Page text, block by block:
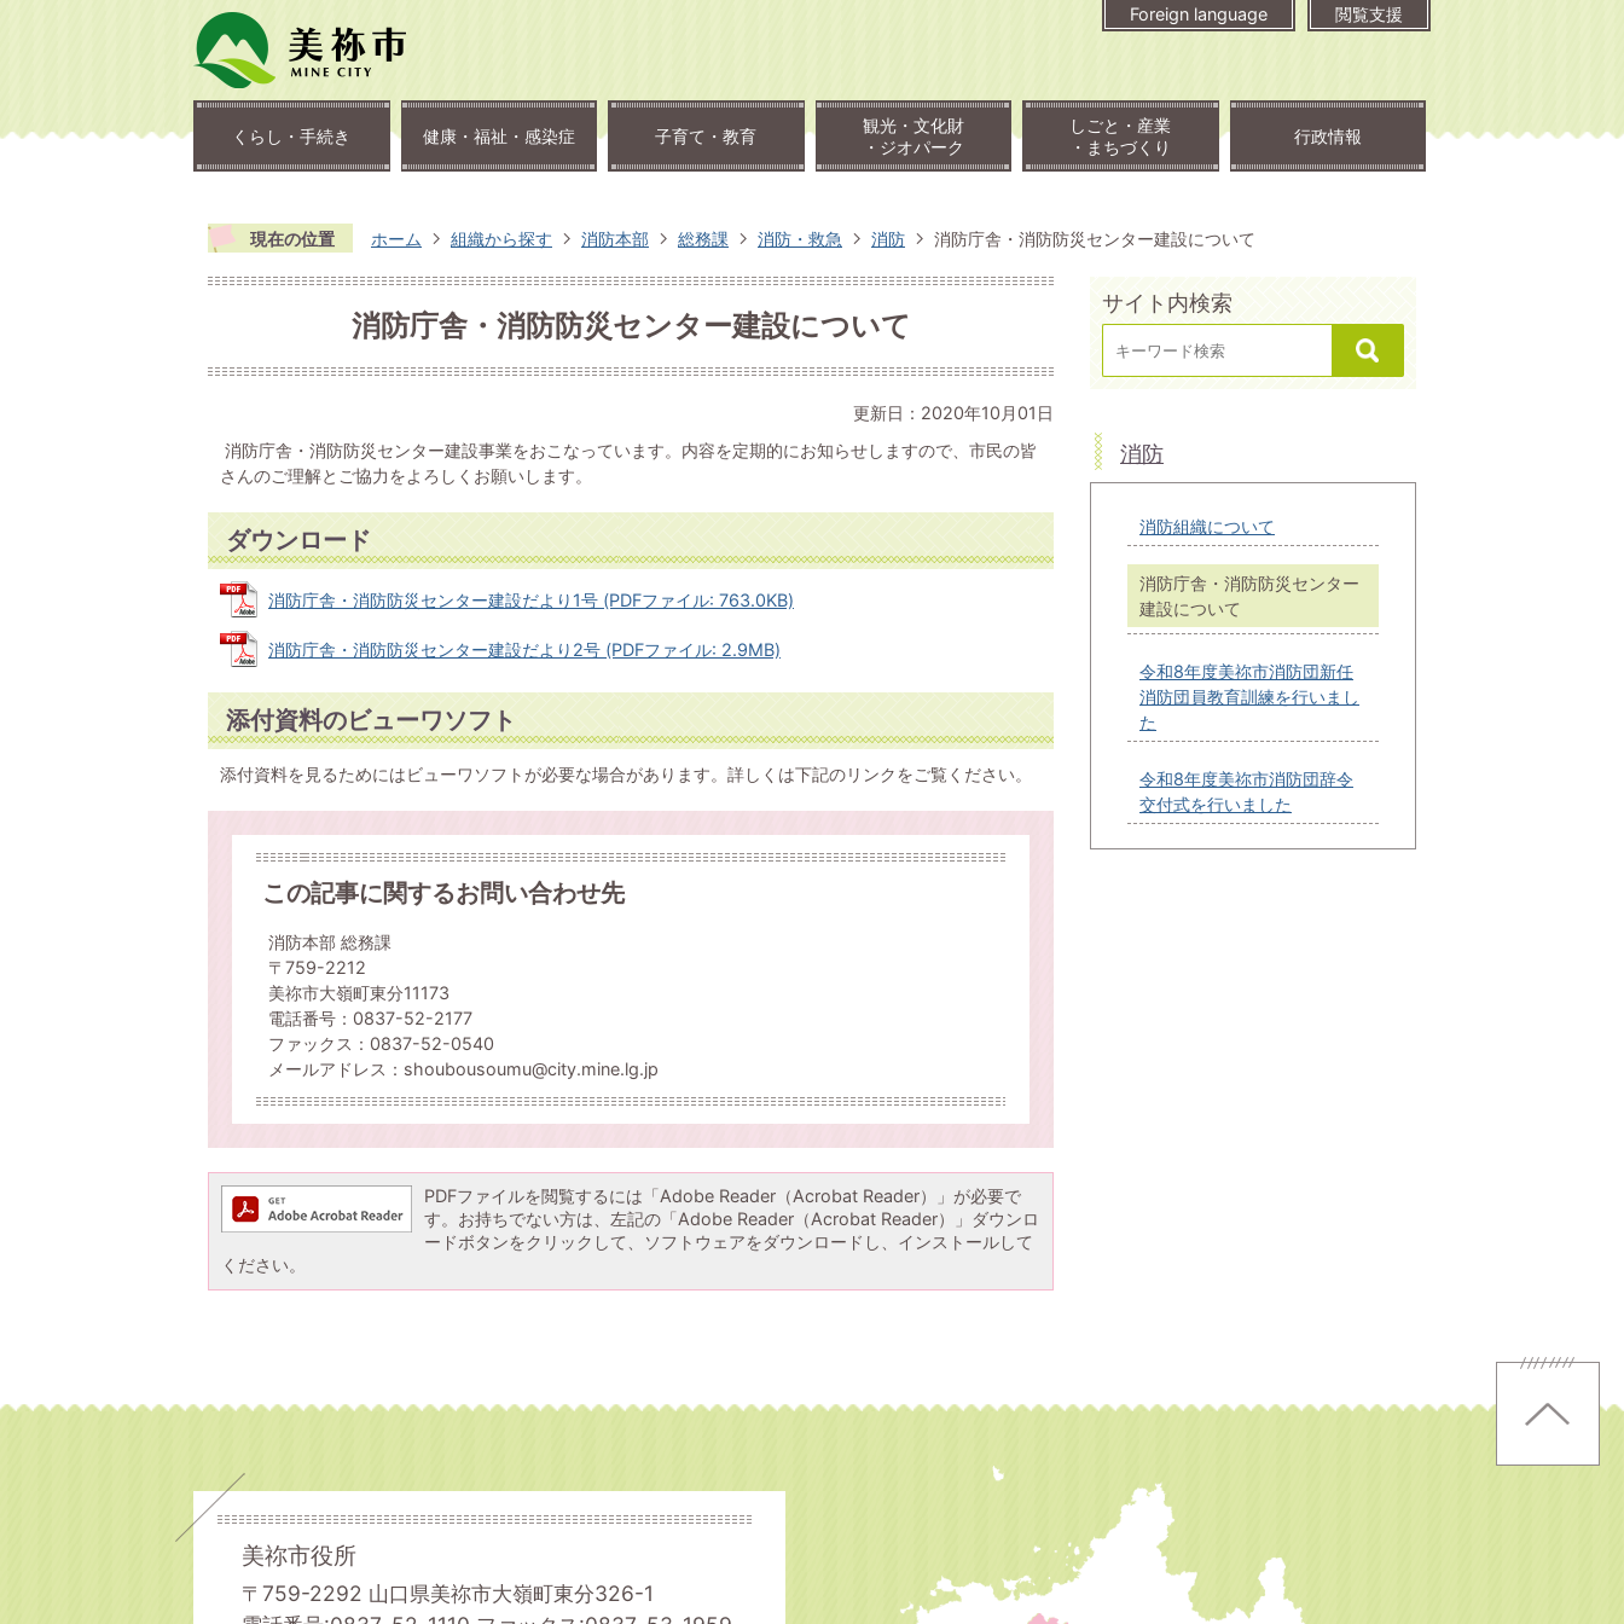
Foreign language 閲覧支援
くらし・手続き 健康・福祉・感染症 子育て・教育
観光・文化財
・ジオパーク
しごと・産業
・まちづくり
行政情報
現在の位置 ホーム 組織から探す 消防本部 総務課 消防・救急 消防 消防庁舎・消防防災センター建設について
消防庁舎・消防防災センター建設について
更新日：2020年10月01日
消防庁舎・消防防災センター建設事業をおこなっています。内容を定期的にお知らせしますので、市民の皆
さんのご理解とご協力をよろしくお願いします。
ダウンロード
消防庁舎・消防防災センター建設だより1号 (PDFファイル: 763.0KB)
消防庁舎・消防防災センター建設だより2号 (PDFファイル: 2.9MB)
添付資料のビューワソフト
添付資料を見るためにはビューワソフトが必要な場合があります。詳しくは下記のリンクをご覧ください。
この記事に関するお問い合わせ先
消防本部 総務課
〒759-2212
美祢市大嶺町東分11173
電話番号：0837-52-2177
ファックス：0837-52-0540
メールアドレス：shoubousoumu@city.mine.lg.jp
PDFファイルを閲覧するには「Adobe Reader（Acrobat Reader）」が必要で
す。お持ちでない方は、左記の「Adobe Reader（Acrobat Reader）」ダウンロ
ードボタンをクリックして、ソフトウェアをダウンロードし、インストールして
ください。
サイト内検索
消防
消防組織について
消防庁舎・消防防災センター
建設について
令和8年度美祢市消防団新任
消防団員教育訓練を行いまし
た
令和8年度美祢市消防団辞令
交付式を行いました
美祢市役所
〒759-2292 山口県美祢市大嶺町東分326-1